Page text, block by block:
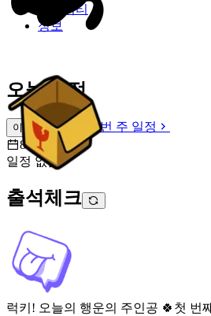
커뮤니티
정보
오늘 일정
이번 주 일정
이번 주 일정
8월 9일 [일]
일정 없음
출석체크
럭키! 오늘의 행운의 주인공 🍀 첫 번